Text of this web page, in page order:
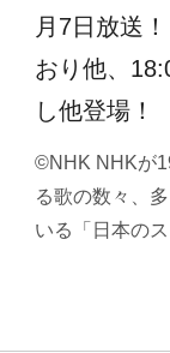
月7日放送
おり他、
し他登場！
©NHK NHKが
る歌の数々、
いる「日本の